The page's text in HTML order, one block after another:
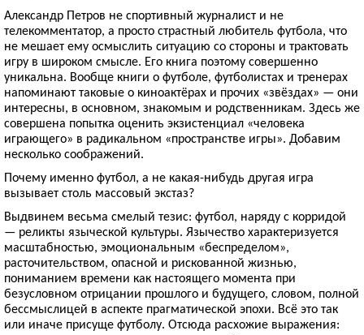
Александр Петров не спортивный журналист и не
телекомментатор, а просто страстный любитель футбола, что
не мешает ему осмыслить ситуацию со стороны и трактовать
игру в широком смысле. Его книга поэтому совершенно
уникальна. Вообще книги о футболе, футболистах и тренерах
напоминают таковые о киноактёрах и прочих «звёздах» — они
интересны, в основном, знакомым и родственникам. Здесь же
совершена попытка оценить экзистенциал «человека
играющего» в радикальном «пространстве игры». Добавим
несколько соображений.
Почему именно футбол, а не какая-нибудь другая игра
вызывает столь массовый экстаз?
Выдвинем весьма смелый тезис: футбол, наряду с корридой
— реликты языческой культуры. Язычество характеризуется
масштабностью, эмоциональным «беспределом»,
расточительством, опасной и рискованной жизнью,
пониманием времени как настоящего момента при
безусловном отрицании прошлого и будущего, словом, полной
бессмыслицей в аспекте прагматической эпохи. Всё это так
или иначе присуще футболу. Отсюда расхожие выражения: